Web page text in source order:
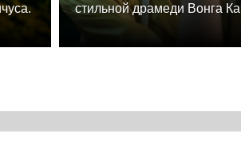
стильной драмеди Вонга